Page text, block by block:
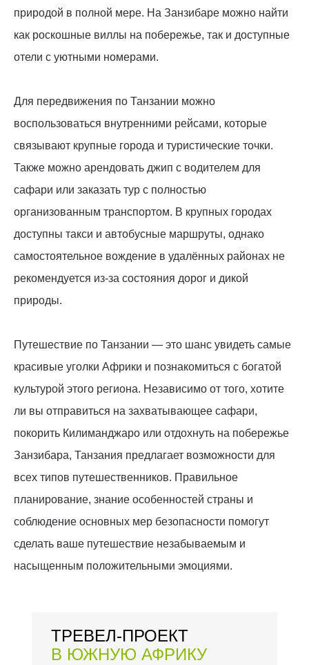
природой в полной мере. На Занзибаре можно найти
как роскошные виллы на побережье, так и доступные
отели с уютными номерами.
Для передвижения по Танзании можно
воспользоваться внутренними рейсами, которые
связывают крупные города и туристические точки.
Также можно арендовать джип с водителем для
сафари или заказать тур с полностью
организованным транспортом. В крупных городах
доступны такси и автобусные маршруты, однако
самостоятельное вождение в удалённых районах не
рекомендуется из-за состояния дорог и дикой
природы.
Путешествие по Танзании — это шанс увидеть самые
красивые уголки Африки и познакомиться с богатой
культурой этого региона. Независимо от того, хотите
ли вы отправиться на захватывающее сафари,
покорить Килиманджаро или отдохнуть на побережье
Занзибара, Танзания предлагает возможности для
всех типов путешественников. Правильное
планирование, знание особенностей страны и
соблюдение основных мер безопасности помогут
сделать ваше путешествие незабываемым и
насыщенным положительными эмоциями.
ТРЕВЕЛ-ПРОЕКТ
В ЮЖНУЮ АФРИКУ